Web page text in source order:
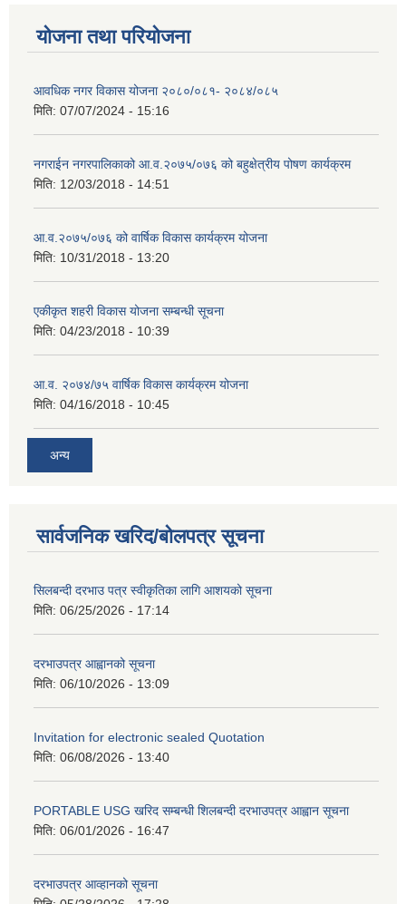
योजना तथा परियोजना
आवधिक नगर विकास योजना २०८०/०८१- २०८४/०८५
मिति: 07/07/2024 - 15:16
नगराईन नगरपालिकाको आ.व.२०७५/०७६ को बहुक्षेत्रीय पोषण कार्यक्रम
मिति: 12/03/2018 - 14:51
आ.व.२०७५/०७६ को वार्षिक विकास कार्यक्रम योजना
मिति: 10/31/2018 - 13:20
एकीकृत शहरी विकास योजना सम्बन्धी सूचना
मिति: 04/23/2018 - 10:39
आ.व. २०७४/७५ वार्षिक विकास कार्यक्रम योजना
मिति: 04/16/2018 - 10:45
अन्य
सार्वजनिक खरिद/बोलपत्र सूचना
सिलबन्दी दरभाउ पत्र स्वीकृतिका लागि आशयको सूचना
मिति: 06/25/2026 - 17:14
दरभाउपत्र आह्वानको सूचना
मिति: 06/10/2026 - 13:09
Invitation for electronic sealed Quotation
मिति: 06/08/2026 - 13:40
PORTABLE USG खरिद सम्बन्धी शिलबन्दी दरभाउपत्र आह्वान सूचना
मिति: 06/01/2026 - 16:47
दरभाउपत्र आव्हानको सूचना